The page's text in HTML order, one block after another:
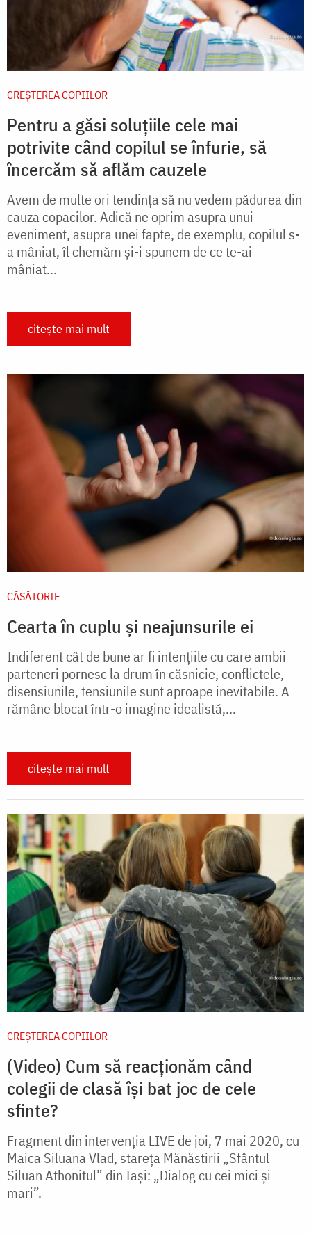
CREŞTEREA COPIILOR
Pentru a găsi soluțiile cele mai
potrivite când copilul se înfurie, să
încercăm să aflăm cauzele
Avem de multe ori tendinţa să nu vedem pădurea din
cauza copacilor. Adică ne oprim asupra unui
eveniment, asupra unei fapte, de exemplu, copilul s-
a mâniat, îl chemăm şi-i spunem de ce te-ai
mâniat...
citește mai mult
CĂSĂTORIE
Cearta în cuplu și neajunsurile ei
Indiferent cât de bune ar fi intenţiile cu care ambii
parteneri pornesc la drum în căsnicie, conflictele,
disensiunile, tensiunile sunt aproape inevitabile. A
rămâne blocat într-o imagine idealistă,...
citește mai mult
CREŞTEREA COPIILOR
(Video) Cum să reacționăm când
colegii de clasă își bat joc de cele
sfinte?
Fragment din intervenția LIVE de joi, 7 mai 2020, cu
Maica Siluana Vlad, stareța Mănăstirii „Sfântul
Siluan Athonitul” din Iași: „Dialog cu cei mici și
mari”.